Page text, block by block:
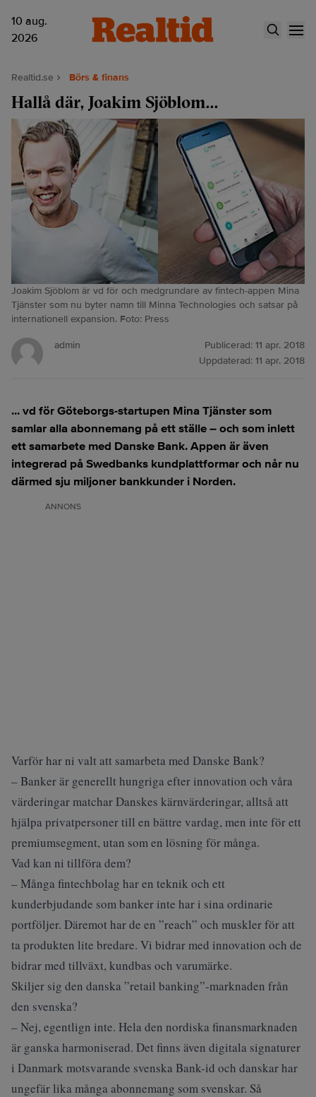
10 aug.
2026
Realtid.se Börs & finans
Hallå där, Joakim Sjöblom...
Joakim Sjöblom är vd för och medgrundare av fintech-appen Mina
Tjänster som nu byter namn till Minna Technologies och satsar på
internationell expansion. Foto: Press
admin Publicerad: 11 apr. 2018
Uppdaterad: 11 apr. 2018
... vd för Göteborgs-startupen Mina Tjänster som
samlar alla abonnemang på ett ställe – och som inlett
ett samarbete med Danske Bank. Appen är även
integrerad på Swedbanks kundplattformar och når nu
därmed sju miljoner bankkunder i Norden.
ANNONS
Varför har ni valt att samarbeta med Danske Bank?
– Banker är generellt hungriga efter innovation och våra
värderingar matchar Danskes kärnvärderingar, alltså att
hjälpa privatpersoner till en bättre vardag, men inte för ett
premiumsegment, utan som en lösning för många.
Vad kan ni tillföra dem?
– Många fintechbolag har en teknik och ett
kunderbjudande som banker inte har i sina ordinarie
portföljer. Däremot har de en ”reach” och muskler för att
ta produkten lite bredare. Vi bidrar med innovation och de
bidrar med tillväxt, kundbas och varumärke.
Skiljer sig den danska ”retail banking”-marknaden från
den svenska?
– Nej, egentlign inte. Hela den nordiska finansmarknaden
är ganska harmoniserad. Det finns även digitala signaturer
i Danmark motsvarande svenska Bank-id och danskar har
ungefär lika många abonnemang som svenskar. Så